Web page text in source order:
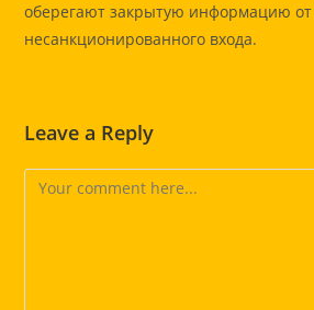
оберегают закрытую информацию от
несанкционированного входа.
Leave a Reply
Comment